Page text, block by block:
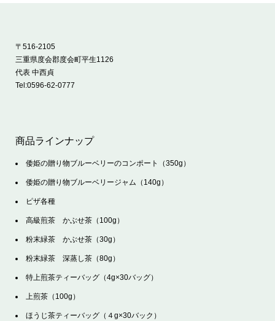
〒516-2105
三重県度会郡度会町平生1126
代表 中西貞
Tel:0596-62-0777
商品ラインナップ
倭姫の贈り物ブルーベリーのコンポート（350g）
倭姫の贈り物ブルーベリージャム（140g）
ピザ各種
高級煎茶 かぶせ茶（100g）
粉末緑茶 かぶせ茶（30g）
粉末緑茶 深蒸し茶（80g）
特上煎茶ティーバッグ（4g×30バッグ）
上煎茶（100g）
ほうじ茶ティーバッグ（４g×30バック）